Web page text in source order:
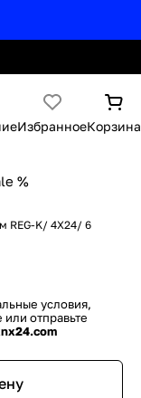
ИзбранноеКорзина
%
REG-K/ 4X24/ 6
условия,
отправьте